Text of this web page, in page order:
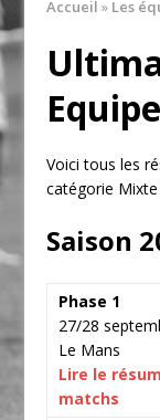
Accueil » Les
Voici tous les
catégorie
Saison
Phase 1
27/28
Le Mans
Lire le
matchs